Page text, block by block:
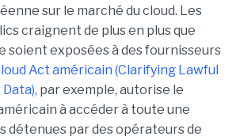
sur le marché du cloud. Les
craignent de plus en plus que
soient exposées à des fournisseurs
Act américain (Clarifying Lawful
par exemple, autorise le
à accéder à toute une
détenues par des opérateurs de